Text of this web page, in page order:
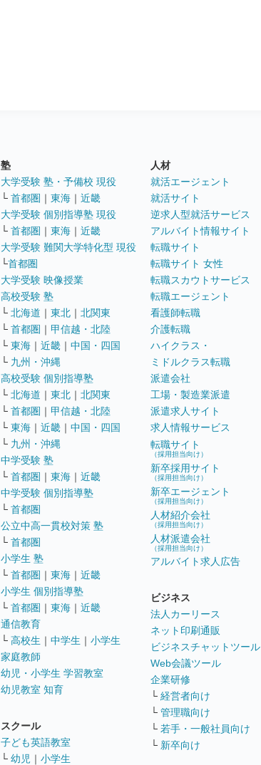
塾
大学受験 塾・予備校 現役
└ 首都圏 ｜ 東海 ｜ 近畿
大学受験 個別指導塾 現役
└ 首都圏 ｜ 東海 ｜ 近畿
大学受験 難関大学特化型 現役
└首都圏
大学受験 映像授業
高校受験 塾
└ 北海道 ｜ 東北 ｜ 北関東
└ 首都圏 ｜ 甲信越・北陸
└ 東海 ｜ 近畿 ｜ 中国・四国
└ 九州・沖縄
高校受験 個別指導塾
└ 北海道 ｜ 東北 ｜ 北関東
└ 首都圏 ｜ 甲信越・北陸
└ 東海 ｜ 近畿 ｜ 中国・四国
└ 九州・沖縄
中学受験 塾
└ 首都圏 ｜ 東海 ｜ 近畿
中学受験 個別指導塾
└ 首都圏
公立中高一貫校対策 塾
└ 首都圏
小学生 塾
└ 首都圏 ｜ 東海 ｜ 近畿
小学生 個別指導塾
└ 首都圏 ｜ 東海 ｜ 近畿
通信教育
└ 高校生 ｜ 中学生 ｜ 小学生
家庭教師
幼児・小学生 学習教室
幼児教室 知育
スクール
子ども英語教室
└ 幼児 ｜ 小学生
人材
就活エージェント
就活サイト
逆求人型就活サービス
アルバイト情報サイト
転職サイト
転職サイト 女性
転職スカウトサービス
転職エージェント
看護師転職
介護転職
ハイクラス・
ミドルクラス転職
派遣会社
工場・製造業派遣
派遣求人サイト
求人情報サービス
転職サイト
（採用担当向け）
新卒採用サイト
（採用担当向け）
新卒エージェント
（採用担当向け）
人材紹介会社
（採用担当向け）
人材派遣会社
（採用担当向け）
アルバイト求人広告
ビジネス
法人カーリース
ネット印刷通販
ビジネスチャットツール
Web会議ツール
企業研修
└ 経営者向け
└ 管理職向け
└ 若手・一般社員向け
└ 新卒向け